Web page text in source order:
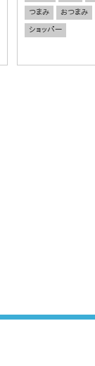
つまみ
おつまみ
ショッパー